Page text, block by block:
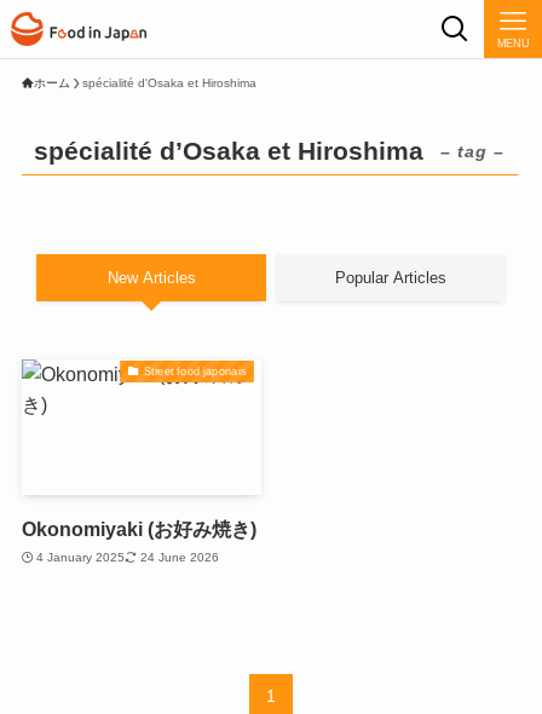
MENU
ホーム spécialité d'Osaka et Hiroshima
spécialité d’Osaka et Hiroshima – tag –
New Articles Popular Articles
Street food japonais
Okonomiyaki (お好み焼き)
4 January 2025 24 June 2026
1